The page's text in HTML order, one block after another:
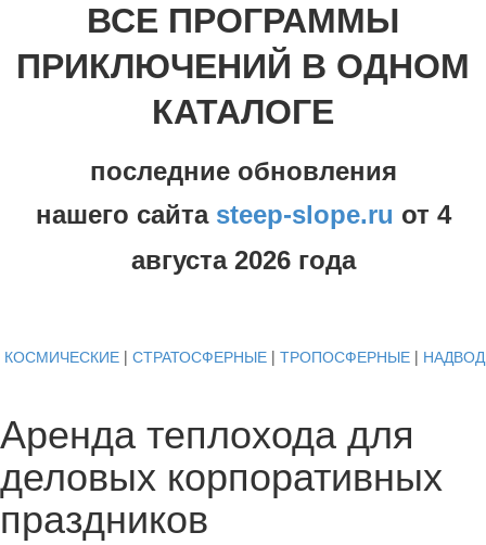
ВСЕ ПРОГРАММЫ
ПРИКЛЮЧЕНИЙ В ОДНОМ
КАТАЛОГЕ
последние обновления
нашего сайта steep-slope.ru от 4
августа 2026 года
КОСМИЧЕСКИЕ | СТРАТОСФЕРНЫЕ | ТРОПОСФЕРНЫЕ |
Аренда теплохода для
деловых корпоративных
праздников